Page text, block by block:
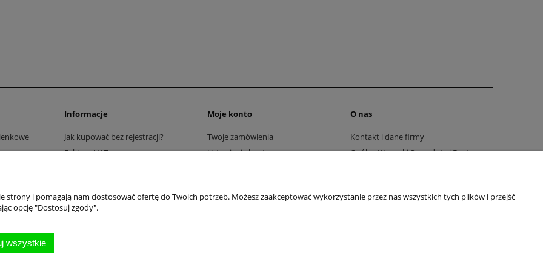
Informacje
Jak kupować bez rejestracji?
Faktury VAT
Moje konto
Twoje zamówienia
Ustawienia konta
O nas
Kontakt i dane firmy
Ogólne Warunki Sprzedaży i Dostaw
strony i pomagają nam dostosować ofertę do Twoich potrzeb. Możesz zaakceptować wykorzystanie przez nas wszystkich tych plików i przejść
opcję "Dostosuj zgody".
wszystkie